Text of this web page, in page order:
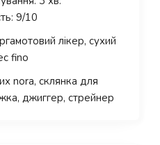
9/10
лікер, сухий
fino
nora, склянка для
джиггер, стрейнер